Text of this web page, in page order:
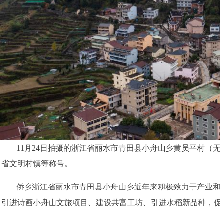
11月24日拍摄的浙江省丽水市青田县小舟山乡黄员平村
省文明村镇等称号。
侨乡浙江省丽水市青田县小舟山乡近年来积极致力于产业
引进诗画小舟山文旅项目、建设共富工坊、引进水稻新品种，